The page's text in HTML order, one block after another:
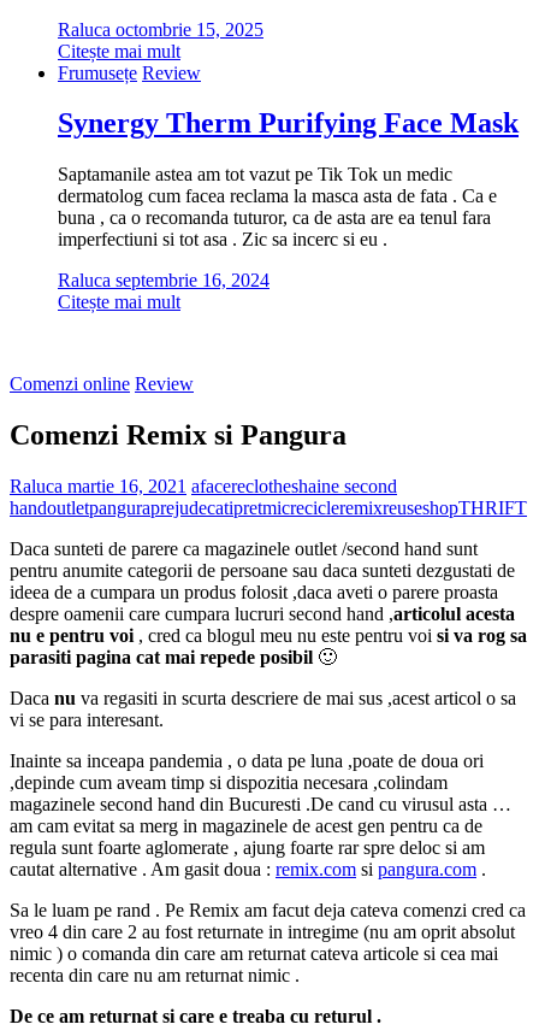
Raluca octombrie 15, 2025
Citește mai mult
Frumusețe Review
Synergy Therm Purifying Face Mask
Saptamanile astea am tot vazut pe Tik Tok un medic
dermatolog cum facea reclama la masca asta de fata . Ca e
buna , ca o recomanda tuturor, ca de asta are ea tenul fara
imperfectiuni si tot asa . Zic sa incerc si eu .
Raluca septembrie 16, 2024
Citește mai mult
Comenzi online Review
Comenzi Remix si Pangura
Raluca martie 16, 2021 afacereclotheshaine second
handoutletpanguraprejudecatipretmicrecicleremixreuseshopTHRIFT
Daca sunteti de parere ca magazinele outlet /second hand sunt
pentru anumite categorii de persoane sau daca sunteti dezgustati de
ideea de a cumpara un produs folosit ,daca aveti o parere proasta
despre oamenii care cumpara lucruri second hand ,articolul acesta
nu e pentru voi , cred ca blogul meu nu este pentru voi si va rog sa
parasiti pagina cat mai repede posibil 🙂
Daca nu va regasiti in scurta descriere de mai sus ,acest articol o sa
vi se para interesant.
Inainte sa inceapa pandemia , o data pe luna ,poate de doua ori
,depinde cum aveam timp si dispozitia necesara ,colindam
magazinele second hand din Bucuresti .De cand cu virusul asta …
am cam evitat sa merg in magazinele de acest gen pentru ca de
regula sunt foarte aglomerate , ajung foarte rar spre deloc si am
cautat alternative . Am gasit doua : remix.com si pangura.com .
Sa le luam pe rand . Pe Remix am facut deja cateva comenzi cred ca
vreo 4 din care 2 au fost returnate in intregime (nu am oprit absolut
nimic ) o comanda din care am returnat cateva articole si cea mai
recenta din care nu am returnat nimic .
De ce am returnat si care e treaba cu returul .